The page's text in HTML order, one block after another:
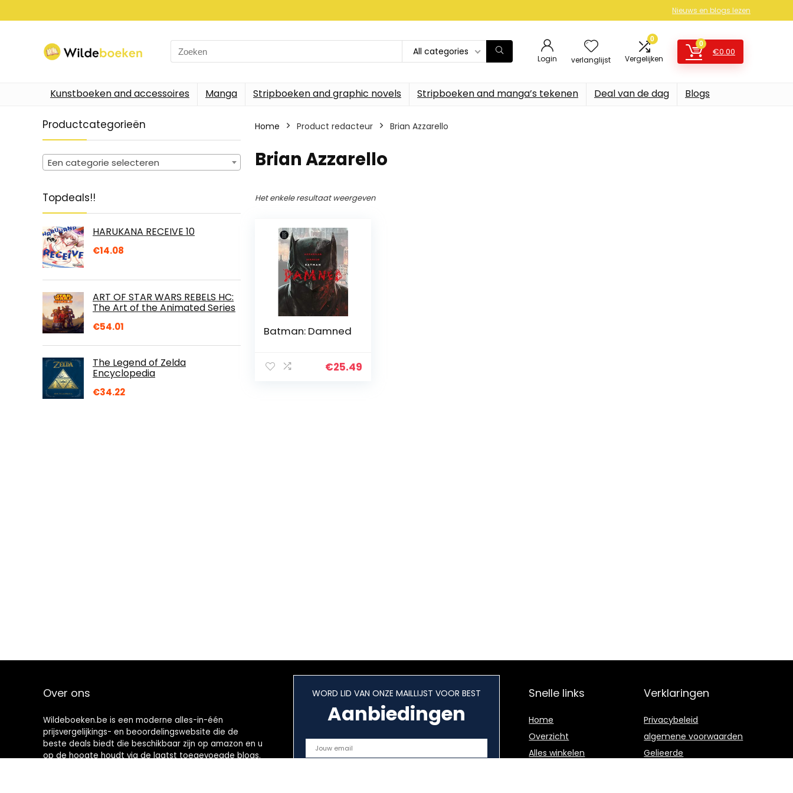
Nieuws en blogs lezen
Search
for:
All categories
Login verlanglijst
0
Vergelijken
0
€0.00
Kunstboeken and accessoires Manga Stripboeken and graphic novels Stripboeken and manga’s tekenen Deal van de dag Blogs
Productcategorieën
Een categorie selecteren
Topdeals!!
HARUKANA RECEIVE 10
€14.08
ART OF STAR WARS REBELS HC:
The Art of the Animated Series
€54.01
The Legend of Zelda
Encyclopedia
€34.22
Home Product redacteur Brian Azzarello
Brian Azzarello
Het enkele resultaat weergeven
Batman: Damned
€25.49
Over ons
Wildeboeken.be is een moderne alles-in-één
prijsvergelijkings- en beoordelingswebsite die de
beste deals biedt die beschikbaar zijn op amazon en u
op de hoogte houdt via de laatst toegevoegde blogs.
WORD LID VAN ONZE MAILLIJST VOOR BEST
Aanbiedingen
Snelle links
Home
Overzicht
Alles winkelen
Verklaringen
Privacybeleid
algemene voorwaarden
Gelieerde